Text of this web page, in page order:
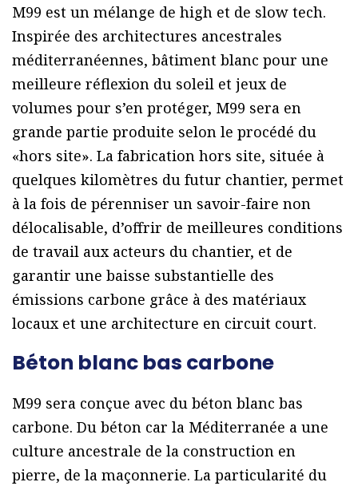
M99 est un mélange de high et de slow tech.
Inspirée des architectures ancestrales
méditerranéennes, bâtiment blanc pour une
meilleure réflexion du soleil et jeux de
volumes pour s’en protéger, M99 sera en
grande partie produite selon le procédé du
«hors site». La fabrication hors site, située à
quelques kilomètres du futur chantier, permet
à la fois de pérenniser un savoir-faire non
délocalisable, d’offrir de meilleures conditions
de travail aux acteurs du chantier, et de
garantir une baisse substantielle des
émissions carbone grâce à des matériaux
locaux et une architecture en circuit court.
Béton blanc bas carbone
M99 sera conçue avec du béton blanc bas
carbone. Du béton car la Méditerranée a une
culture ancestrale de la construction en
pierre, de la maçonnerie. La particularité du